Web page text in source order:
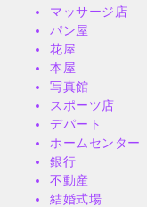
マッサージ店
パン屋
花屋
本屋
写真館
スポーツ店
デパート
ホームセンター
銀行
不動産
結婚式場